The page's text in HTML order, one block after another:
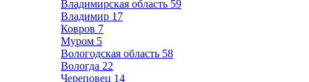
Владимирская область 59
Владимир 17
Ковров 7
Муром 5
Вологодская область 58
Вологда 22
Череповец 14